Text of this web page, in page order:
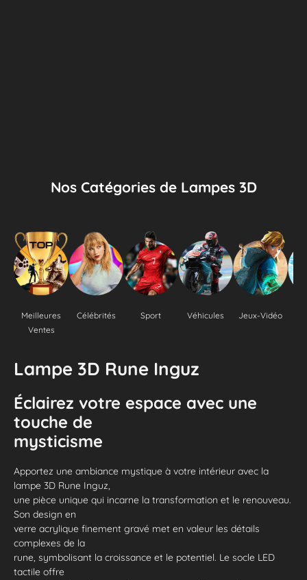
Nos Catégories de Lampes 3D
Meilleures
Ventes
Célébrités Sport Véhicules Jeux-Vidéo
Lampe 3D Rune Inguz
Éclairez votre espace avec une
touche de
mysticisme
Apportez une ambiance mystique à votre intérieur avec la
lampe 3D Rune Inguz,
une pièce unique qui incarne la transformation et le renouveau.
Son design en
verre acrylique finement gravé met en valeur les détails
complexes de la
rune, symbolisant la croissance et le potentiel. Le socle LED
tactile offre